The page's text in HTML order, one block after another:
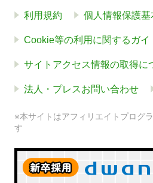
利用規約 個人情報保護基
Cookie等の利用に関するガイ
サイトアクセス情報の取得に
法人・プレスお問い合わせ
※本サイトはアフィリエイトプログ
す